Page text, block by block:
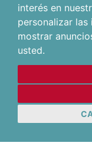
interés en
personalizar
mostrar
usted.